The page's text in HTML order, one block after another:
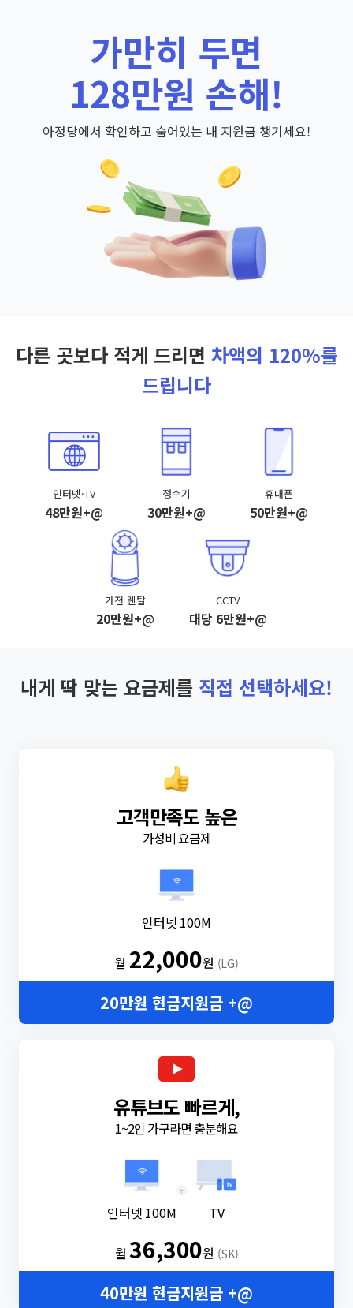
가만히 두면
128만원 손해!
아정당에서 확인하고 숨어있는 내 지원금 챙기세요!
다른 곳보다 적게 드리면 차액의 120%를
드립니다
인터넷·TV
48만원+@
정수기
30만원+@
휴대폰
50만원+@
가전 렌탈
20만원+@
CCTV
대당 6만원+@
내게 딱 맞는 요금제를 직접 선택하세요!
고객만족도 높은
가성비 요금제
인터넷 100M
월 22,000원 (LG)
20만원 현금지원금 +@
유튜브도 빠르게,
1~2인 가구라면 충분해요
인터넷 100M
+
TV
월36,300원 (SK)
40만원 현금지원금 +@